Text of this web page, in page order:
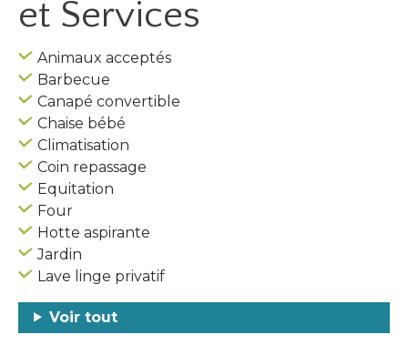
et Services
Animaux acceptés
Barbecue
Canapé convertible
Chaise bébé
Climatisation
Coin repassage
Equitation
Four
Hotte aspirante
Jardin
Lave linge privatif
Voir tout